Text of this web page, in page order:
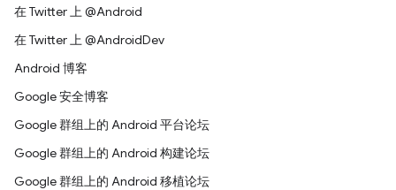
在 Twitter 上 @Android
在 Twitter 上 @AndroidDev
Android 博客
Google 安全博客
Google 群组上的 Android 平台论坛
Google 群组上的 Android 构建论坛
Google 群组上的 Android 移植论坛